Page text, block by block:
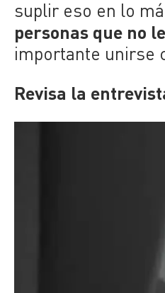
suplir eso en lo
personas que no
importante unirse
Revisa la